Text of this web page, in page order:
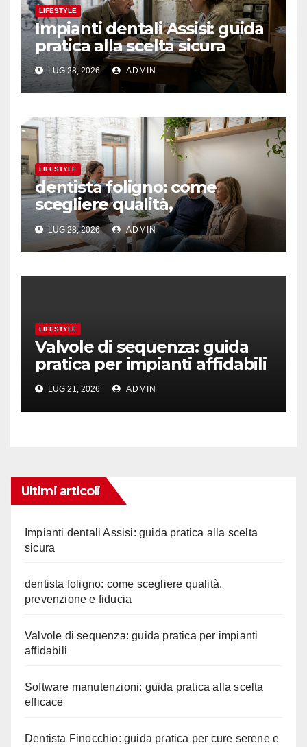
LIFESTYLE
Impianti dentali Assisi: guida
pratica alla scelta sicura
LUG 28, 2026 ADMIN
LIFESTYLE
dentista foligno: come
scegliere qualità,
prevenzione e fiducia
LUG 28, 2026 ADMIN
LIFESTYLE
Valvole di sequenza: guida
pratica per impianti affidabili
LUG 21, 2026 ADMIN
Ultimi articoli
Impianti dentali Assisi: guida pratica alla scelta
sicura
dentista foligno: come scegliere qualità,
prevenzione e fiducia
Valvole di sequenza: guida pratica per impianti
affidabili
Software manutenzioni: guida pratica alla scelta
efficace
Dentista Finocchio: guida pratica per cure serene e